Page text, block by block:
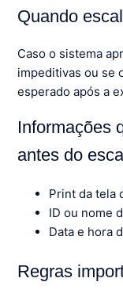
Quando
Caso o sistema
impeditivas ou se
esperado após a
Informações
antes do
Print da tela
ID ou nome
Data e hora
Regras